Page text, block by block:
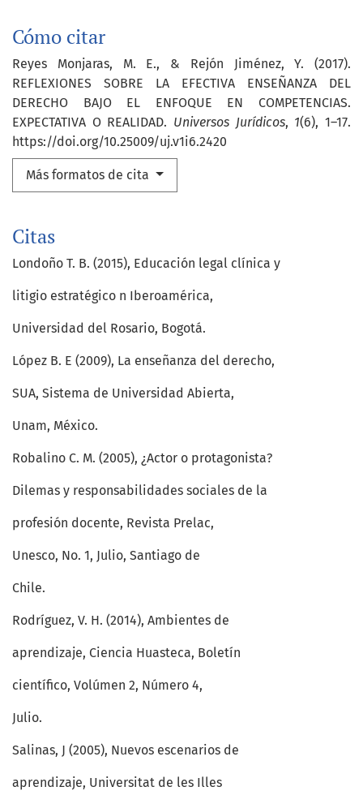
Cómo citar
Reyes Monjaras, M. E., & Rejón Jiménez, Y. (2017).
REFLEXIONES SOBRE LA EFECTIVA ENSEÑANZA DEL
DERECHO BAJO EL ENFOQUE EN COMPETENCIAS.
EXPECTATIVA O REALIDAD. Universos Jurídicos, 1(6), 1–17.
https://doi.org/10.25009/uj.v1i6.2420
Más formatos de cita
Citas
Londoño T. B. (2015), Educación legal clínica y
litigio estratégico n Iberoamérica,
Universidad del Rosario, Bogotá.
López B. E (2009), La enseñanza del derecho,
SUA, Sistema de Universidad Abierta,
Unam, México.
Robalino C. M. (2005), ¿Actor o protagonista?
Dilemas y responsabilidades sociales de la
profesión docente, Revista Prelac,
Unesco, No. 1, Julio, Santiago de
Chile.
Rodríguez, V. H. (2014), Ambientes de
aprendizaje, Ciencia Huasteca, Boletín
científico, Volúmen 2, Número 4,
Julio.
Salinas, J (2005), Nuevos escenarios de
aprendizaje, Universitat de les Illes